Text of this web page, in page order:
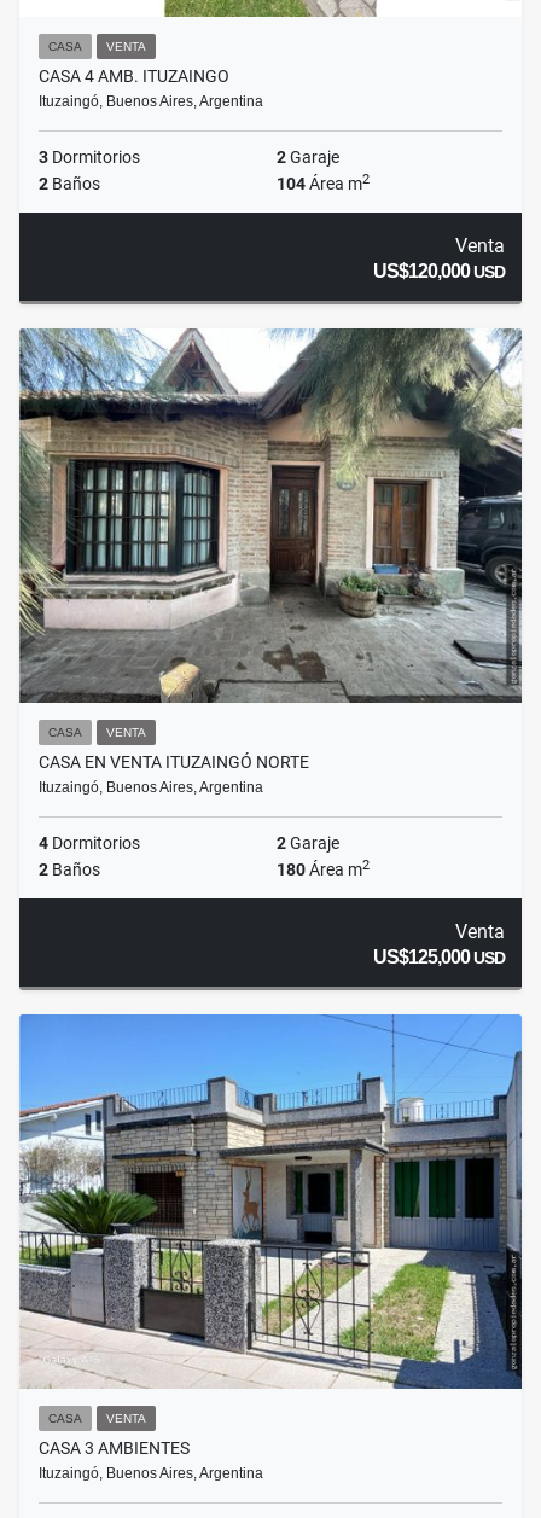
CASA VENTA
CASA 4 AMB. ITUZAINGO
Ituzaingó, Buenos Aires, Argentina
3 Dormitorios 2Garaje
2 Baños 104Área m2
Venta
US$120,000USD
CASA VENTA
CASA EN VENTA ITUZAINGÓ NORTE
Ituzaingó, Buenos Aires, Argentina
4 Dormitorios 2Garaje
2 Baños 180Área m2
Venta
US$125,000USD
CASA VENTA
CASA 3 AMBIENTES
Ituzaingó, Buenos Aires, Argentina